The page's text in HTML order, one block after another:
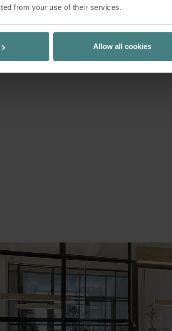
from your use of their services.
Allow all cookies